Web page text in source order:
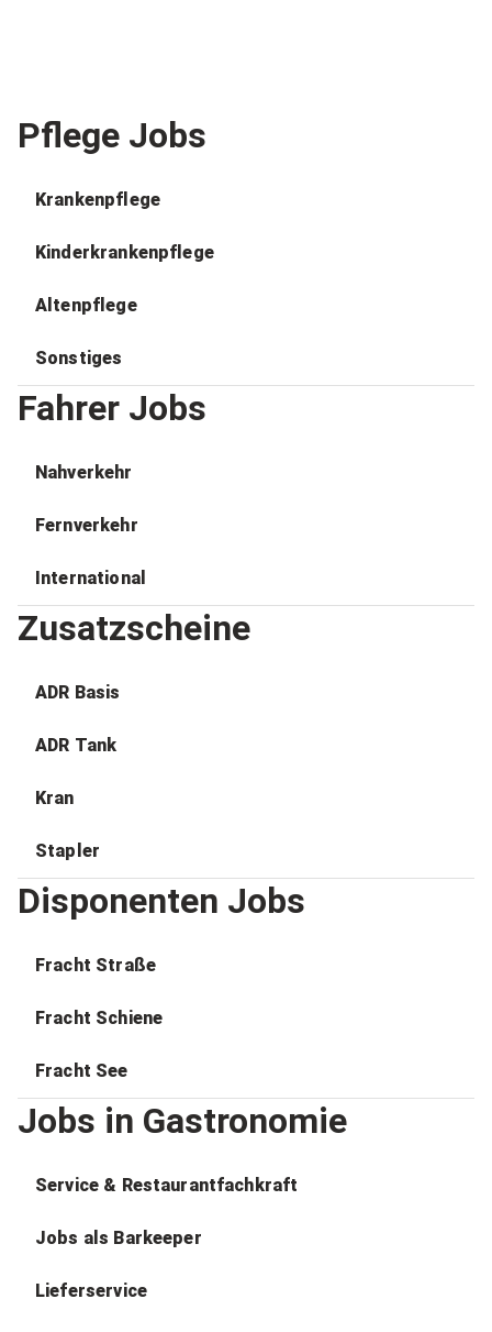
Pflege Jobs
Krankenpflege
Kinderkrankenpflege
Altenpflege
Sonstiges
Fahrer Jobs
Nahverkehr
Fernverkehr
International
Zusatzscheine
ADR Basis
ADR Tank
Kran
Stapler
Disponenten Jobs
Fracht Straße
Fracht Schiene
Fracht See
Jobs in Gastronomie
Service & Restaurantfachkraft
Jobs als Barkeeper
Lieferservice